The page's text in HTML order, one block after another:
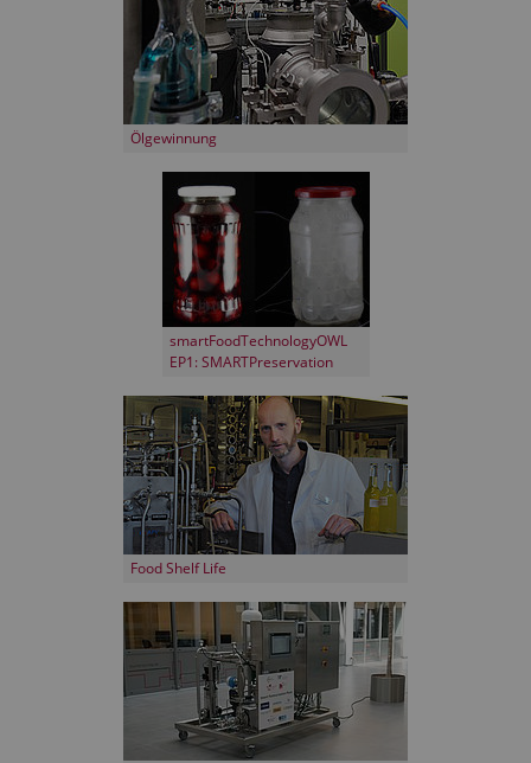
Ölgewinnung
smartFoodTechnologyOWL
EP1: SMARTPreservation
Food Shelf Life